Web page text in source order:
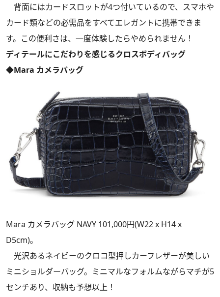
背面にはカードスロットが4つ付いているので、スマホや
カード類などの必需品をすべてエレガントに携帯できま
す。この便利さは、一度体験したらやめられません！
ディテールにこだわりを感じるクロスボディバッグ
◆Mara カメラバッグ
Mara カメラバッグ NAVY 101,000円(W22 x H14 x
D5cm)。
光沢あるネイビーのクロコ型押しカーフレザーが美しい
ミニショルダーバッグ。ミニマルなフォルムながらマチが5
センチあり、収納も予想以上！